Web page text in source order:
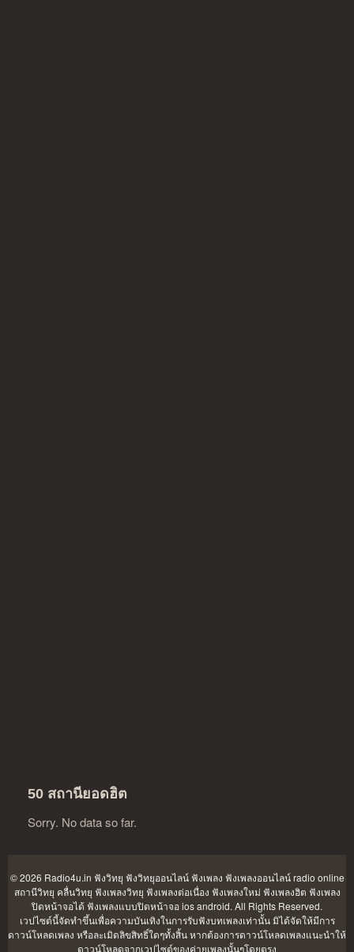
50 สถานียอดฮิต
Sorry. No data so far.
© 2026 Radio4u.in ฟังวิทยุ ฟังวิทยุออนไลน์ ฟังเพลง ฟังเพลงออนไลน์ radio online
สถานีวิทยุ คลื่นวิทยุ ฟังเพลงวิทยุ ฟังเพลงต่อเนื่อง ฟังเพลงใหม่ ฟังเพลงฮิต ฟังเพลง
ปิดหน้าจอได้ ฟังเพลงแบบปิดหน้าจอ ios android. All Rights Reserved.
เวปไซต์นี้จัดทำขึ้นเพื่อความบันเทิงในการรับฟังบทเพลงเท่านั้น มิได้จัดให้มีการ
ดาวน์โหลดเพลง หรือละเมิดลิขสิทธิ์ใดๆทั้งสิ้น หากต้องการดาวน์โหลดเพลงแนะนำให้
ดาวน์โหลดจากเวปไซต์ของค่ายเพลงนั้นๆโดยตรง